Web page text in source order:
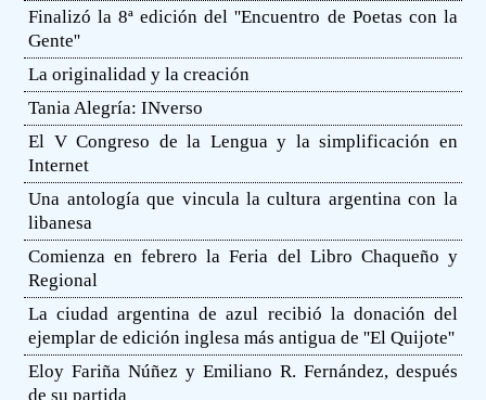
Finalizó la 8ª edición del ''Encuentro de Poetas con la
Gente''
La originalidad y la creación
Tania Alegría: INverso
El V Congreso de la Lengua y la simplificación en
Internet
Una antología que vincula la cultura argentina con la
libanesa
Comienza en febrero la Feria del Libro Chaqueño y
Regional
La ciudad argentina de azul recibió la donación del
ejemplar de edición inglesa más antigua de ''El Quijote''
Eloy Fariña Núñez y Emiliano R. Fernández, después
de su partida